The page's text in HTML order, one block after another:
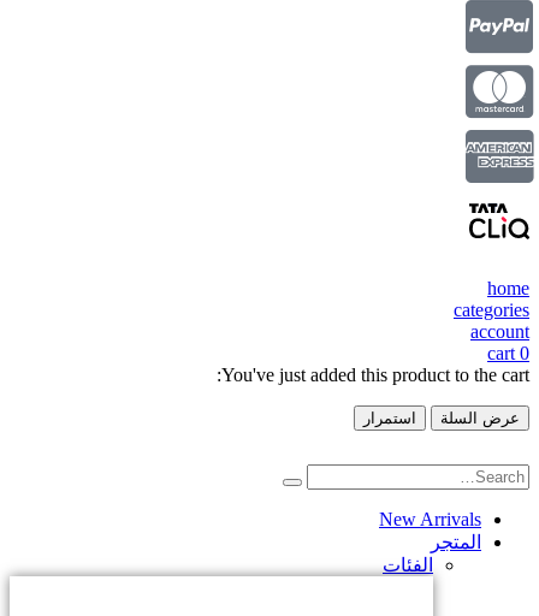
home
categories
account
0
cart
You've just added this product to the cart:
عرض السلة استمرار
New Arrivals
المتجر
الفئات